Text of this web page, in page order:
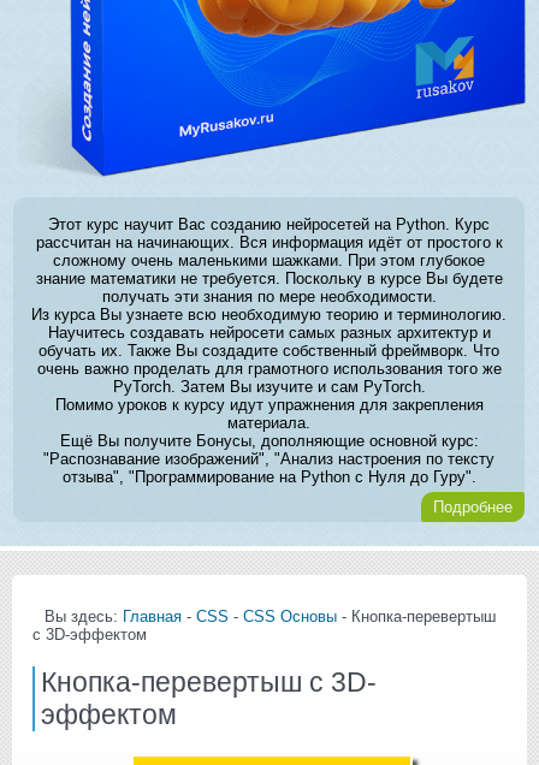
Этот курс научит Вас созданию нейросетей на Python. Курс
рассчитан на начинающих. Вся информация идёт от простого к
сложному очень маленькими шажками. При этом глубокое
знание математики не требуется. Поскольку в курсе Вы будете
получать эти знания по мере необходимости.
Из курса Вы узнаете всю необходимую теорию и терминологию.
Научитесь создавать нейросети самых разных архитектур и
обучать их. Также Вы создадите собственный фреймворк. Что
очень важно проделать для грамотного использования того же
PyTorch. Затем Вы изучите и сам PyTorch.
Помимо уроков к курсу идут упражнения для закрепления
материала.
Ещё Вы получите Бонусы, дополняющие основной курс:
"Распознавание изображений", "Анализ настроения по тексту
отзыва", "Программирование на Python с Нуля до Гуру".
Подробнее
Вы здесь: Главная - CSS - CSS Основы - Кнопка-перевертыш
с 3D-эффектом
Кнопка-перевертыш с 3D-
эффектом